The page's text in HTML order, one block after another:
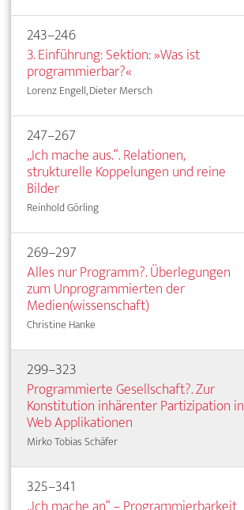
243–246
3. Einführung: Sektion: »Was ist
programmierbar?«
Lorenz Engell, Dieter Mersch
247–267
„Ich mache aus.“. Relationen,
strukturelle Koppelungen und reine
Bilder
Reinhold Görling
269–297
Alles nur Programm?. Überlegungen
zum Unprogrammierten der
Medien(wissenschaft)
Christine Hanke
299–323
Programmierte Gesellschaft?. Zur
Konstitution inhärenter Partizipation in
Web Applikationen
Mirko Tobias Schäfer
325–341